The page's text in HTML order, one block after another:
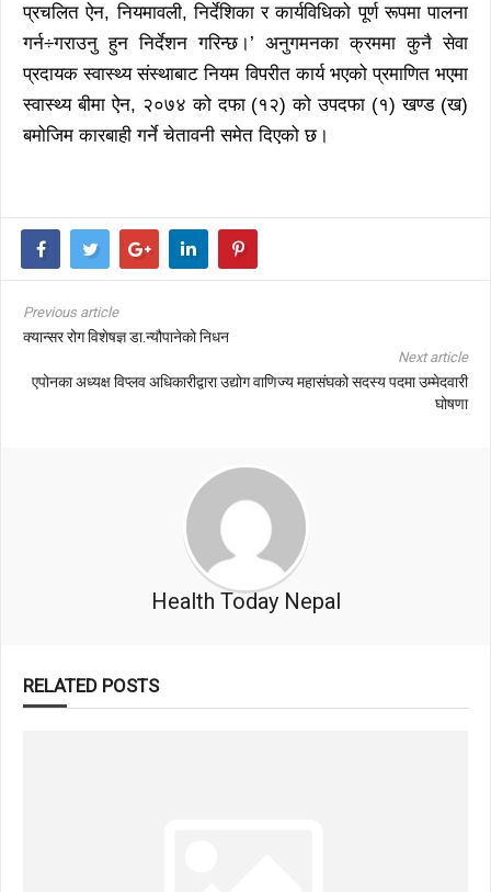
प्रचलित ऐन, नियमावली, निर्देशिका र कार्यविधिको पूर्ण रूपमा पालना
गर्न÷गराउनु हुन निर्देशन गरिन्छ।’ अनुगमनका क्रममा कुनै सेवा
प्रदायक स्वास्थ्य संस्थाबाट नियम विपरीत कार्य भएको प्रमाणित भएमा
स्वास्थ्य बीमा ऐन, २०७४ को दफा (१२) को उपदफा (१) खण्ड (ख)
बमोजिम कारबाही गर्ने चेतावनी समेत दिएको छ।
Previous article
क्यान्सर रोग विशेषज्ञ डा.न्यौपानेको निधन
Next article
एपोनका अध्यक्ष विप्लव अधिकारीद्वारा उद्योग वाणिज्य महासंघको सदस्य पदमा उम्मेदवारी
घोषणा
Health Today Nepal
RELATED POSTS